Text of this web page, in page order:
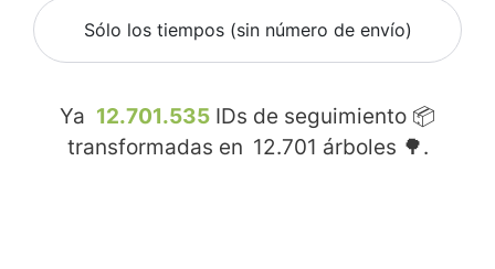
Sólo los tiempos (sin número de envío)
Ya 12.701.535 IDs de seguimiento 📦
transformadas en 12.701 árboles 🌳.